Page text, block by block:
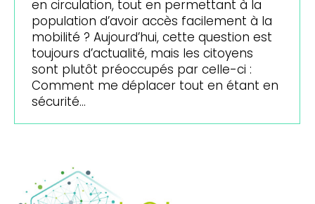
en circulation, tout en permettant à la
population d’avoir accès facilement à la
mobilité ? Aujourd’hui, cette question est
toujours d’actualité, mais les citoyens
sont plutôt préoccupés par celle-ci :
Comment me déplacer tout en étant en
sécurité…